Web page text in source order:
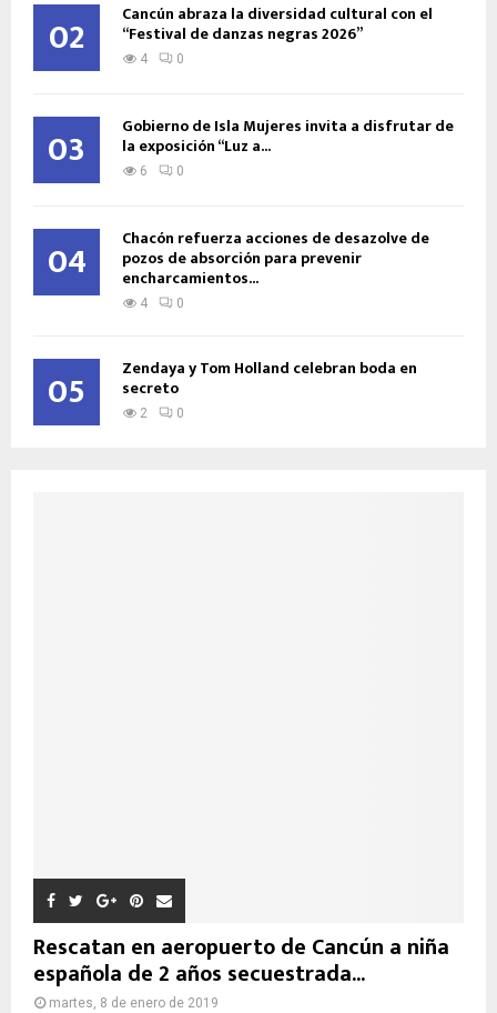
02 Cancún abraza la diversidad cultural con el
“Festival de danzas negras 2026”
4 0
03 Gobierno de Isla Mujeres invita a disfrutar de
la exposición “Luz a...
6 0
04 Chacón refuerza acciones de desazolve de
pozos de absorción para prevenir
encharcamientos...
4 0
05 Zendaya y Tom Holland celebran boda en
secreto
2 0
Rescatan en aeropuerto de Cancún a niña
española de 2 años secuestrada...
martes, 8 de enero de 2019